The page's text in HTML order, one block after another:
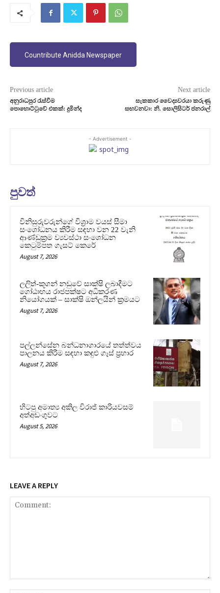
Countribute Anidda Newspaper
Previous article
අනුරාධපුර රැස්වීම
පොහොට්ටුවේ එකක්: දුමින්ද
Next article
සැකකාර වෛද්‍යවරයා කරුණු
සඟවනවා: නි. සොලිසිටර් ජනරාල්
- Advertisement -
පුවත්
විනිසුරුවරුන්ගේ විශ්‍රාම වයස් සීමා
සංශෝධනය කිරීම සඳහා වන 22 වැනි
ආණ්ඩුක්‍රම ව්‍යවස්ථා සංශෝධන
කෙටුම්පත ගැසට් කෙරේ
August 7, 2026
ලලිත්-කූගන් නඩුවේ සාක්ෂි ලබාදීමට
ගෝඨාභය රාජපක්ෂට අධිකරණ
නියෝගයක් – සාක්ෂි ඔන්ලයින් ක්‍රමයට
August 7, 2026
පල්ලන්සේන බන්ධනාගාරයේ තත්ත්වය
පාලනය කිරීම සඳහා කඳුළු ගෑස් ප්‍රහාර
August 7, 2026
හිටපු අමාත්‍ය අකිල විරාජ් කාරියවසම්
අත්අඩංගුවට
August 5, 2026
LEAVE A REPLY